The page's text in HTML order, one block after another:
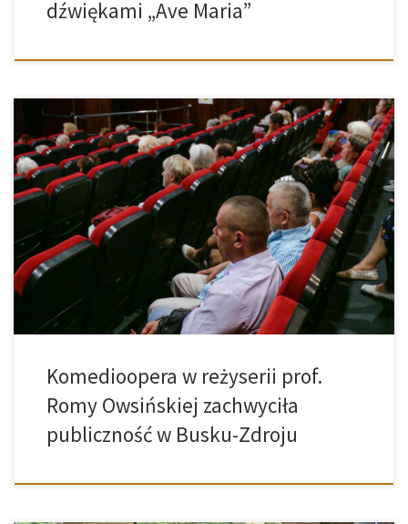
dźwiękami „Ave Maria”
12 sierpnia 2025 roku, w kolejnym dniu Festiwalu Bella Voce w Busku-
Zdroju, melomani i miłośnicy teatru muzycznego mogli uczestniczyć
w niezwykłym wydarzeniu. W festiwalowym programie znalazła się
projekcja jednoaktowej komedioopery w reżyserii prof. Romy
Owsińskiej – dzieła, które w lekkiej formie i z finezyjnym humorem
opowiada o ludzkich emocjach, słabościach […]
Komedioopera w reżyserii prof.
Romy Owsińskiej zachwyciła
publiczność w Busku-Zdroju